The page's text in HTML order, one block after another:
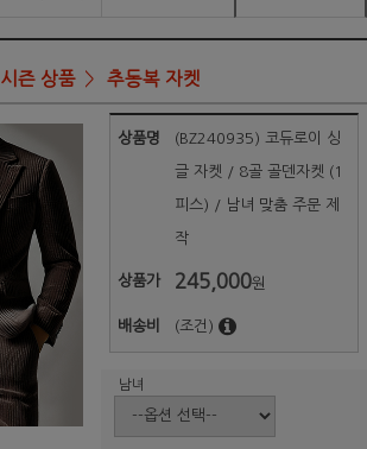
시즌 상품 추동복 자켓
상품명 (BZ240935) 코듀로이 싱
글 자켓 / 8골 골덴자켓 (1
피스) / 남녀 맞춤 주문 제
작
상품가 245,000원
배송비 (조건)
남녀